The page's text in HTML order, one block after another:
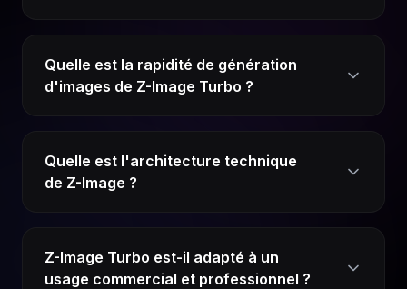
Quelle est la rapidité de génération
d'images de Z-Image Turbo ?
Quelle est l'architecture technique
de Z-Image ?
Z-Image Turbo est-il adapté à un
usage commercial et professionnel ?